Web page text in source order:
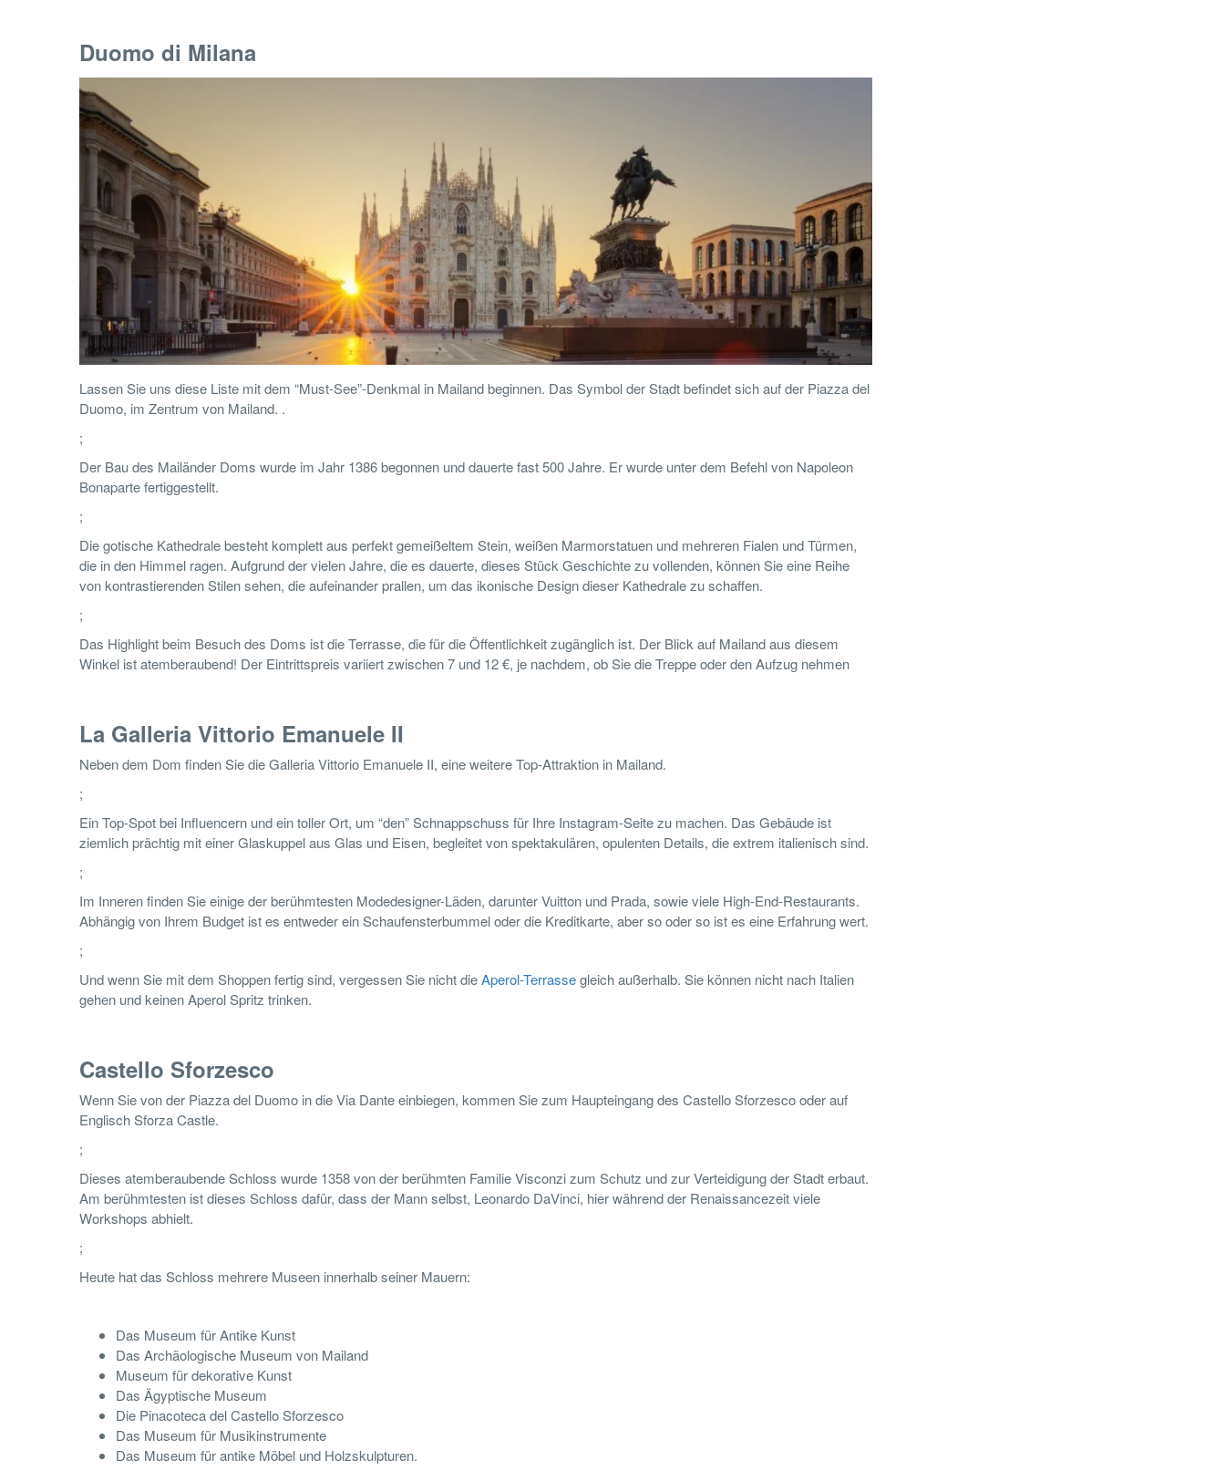
Duomo di Milana
Lassen Sie uns diese Liste mit dem “Must-See”-Denkmal in Mailand beginnen. Das Symbol der Stadt befindet sich auf der Piazza del
Duomo, im Zentrum von Mailand. .
;
Der Bau des Mailänder Doms wurde im Jahr 1386 begonnen und dauerte fast 500 Jahre. Er wurde unter dem Befehl von Napoleon
Bonaparte fertiggestellt.
;
Die gotische Kathedrale besteht komplett aus perfekt gemeißeltem Stein, weißen Marmorstatuen und mehreren Fialen und Türmen,
die in den Himmel ragen. Aufgrund der vielen Jahre, die es dauerte, dieses Stück Geschichte zu vollenden, können Sie eine Reihe
von kontrastierenden Stilen sehen, die aufeinander prallen, um das ikonische Design dieser Kathedrale zu schaffen.
;
Das Highlight beim Besuch des Doms ist die Terrasse, die für die Öffentlichkeit zugänglich ist. Der Blick auf Mailand aus diesem
Winkel ist atemberaubend! Der Eintrittspreis variiert zwischen 7 und 12 €, je nachdem, ob Sie die Treppe oder den Aufzug nehmen
La Galleria Vittorio Emanuele II
Neben dem Dom finden Sie die Galleria Vittorio Emanuele II, eine weitere Top-Attraktion in Mailand.
;
Ein Top-Spot bei Influencern und ein toller Ort, um “den” Schnappschuss für Ihre Instagram-Seite zu machen. Das Gebäude ist
ziemlich prächtig mit einer Glaskuppel aus Glas und Eisen, begleitet von spektakulären, opulenten Details, die extrem italienisch sind.
;
Im Inneren finden Sie einige der berühmtesten Modedesigner-Läden, darunter Vuitton und Prada, sowie viele High-End-Restaurants.
Abhängig von Ihrem Budget ist es entweder ein Schaufensterbummel oder die Kreditkarte, aber so oder so ist es eine Erfahrung wert.
;
Und wenn Sie mit dem Shoppen fertig sind, vergessen Sie nicht dieAperol-Terrassegleich außerhalb. Sie können nicht nach Italien
gehen und keinen Aperol Spritz trinken.
Castello Sforzesco
Wenn Sie von der Piazza del Duomo in die Via Dante einbiegen, kommen Sie zum Haupteingang des Castello Sforzesco oder auf
Englisch Sforza Castle.
;
Dieses atemberaubende Schloss wurde 1358 von der berühmten Familie Visconzi zum Schutz und zur Verteidigung der Stadt erbaut.
Am berühmtesten ist dieses Schloss dafür, dass der Mann selbst, Leonardo DaVinci, hier während der Renaissancezeit viele
Workshops abhielt.
;
Heute hat das Schloss mehrere Museen innerhalb seiner Mauern:
Das Museum für Antike Kunst
Das Archäologische Museum von Mailand
Museum für dekorative Kunst
Das Ägyptische Museum
Die Pinacoteca del Castello Sforzesco
Das Museum für Musikinstrumente
Das Museum für antike Möbel und Holzskulpturen.